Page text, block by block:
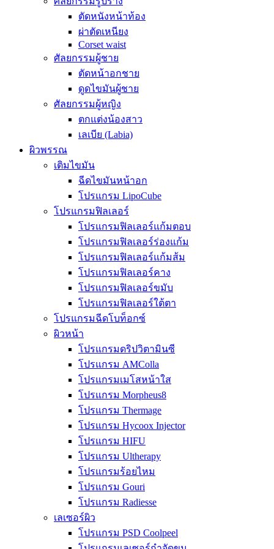
ตัดหนังหน้าท้อง
ผ่าตัดเหนียง
Corset waist
ศัลยกรรมผู้ชาย
ตัดหน้าอกชาย
ดูดไขมันผู้ชาย
ศัลยกรรมผู้หญิง
ตกแต่งน้องสาว
เลเบีย (Labia)
ผิวพรรณ
เติมไขมัน
ฉีดไขมันหน้าอก
โปรแกรม LipoCube
โปรแกรมฟิลเลอร์
โปรแกรมฟิลเลอร์แก้มตอบ
โปรแกรมฟิลเลอร์ร่องแก้ม
โปรแกรมฟิลเลอร์แก้มส้ม
โปรแกรมฟิลเลอร์คาง
โปรแกรมฟิลเลอร์ขมับ
โปรแกรมฟิลเลอร์ใต้ตา
โปรแกรมฉีดโบท็อกซ์
ผิวหน้า
โปรแกรมดริปวิตามินซี
โปรแกรม AMColla
โปรแกรมเมโสหน้าใส
โปรแกรม Morpheus8
โปรแกรม Thermage
โปรแกรม Hycoox Injector
โปรแกรม HIFU
โปรแกรม Ultherapy
โปรแกรมร้อยไหม
โปรแกรม Gouri
โปรแกรม Radiesse
เลเซอร์ผิว
โปรแกรม PSD Coolpeel